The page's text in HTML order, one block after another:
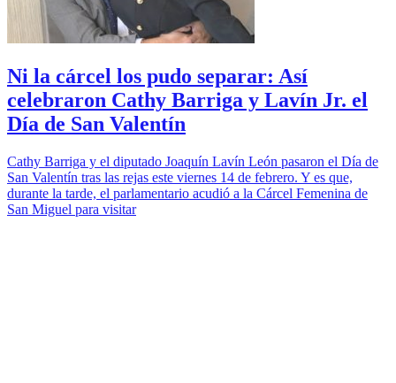
Ni la cárcel los pudo separar: Así
celebraron Cathy Barriga y Lavín Jr. el
Día de San Valentín
Cathy Barriga y el diputado Joaquín Lavín León pasaron el Día de
San Valentín tras las rejas este viernes 14 de febrero. Y es que,
durante la tarde, el parlamentario acudió a la Cárcel Femenina de
San Miguel para visitar